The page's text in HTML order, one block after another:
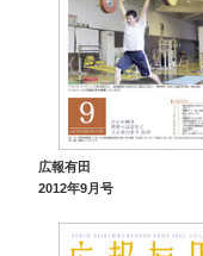
広報有田
2012年9月号